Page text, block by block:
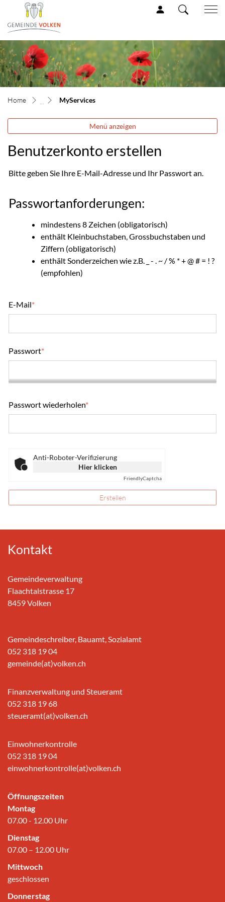
zur Startseite
Direkt zur Hauptnavigation
Direkt zum Inhalt
Direkt zur Suche
Direkt zum Stichwortverzeichnis
MyServices(ausgewählt)
Menü anzeigen
Benutzerkonto erstellen
Bitte geben Sie Ihre E-Mail-Adresse und Ihr Passwort an.
Passwortanforderungen:
mindestens 8 Zeichen (obligatorisch)
enthält Kleinbuchstaben, Grossbuchstaben und
Ziffern (obligatorisch)
enthält Sonderzeichen wie z.B. _ - . ~ / % * + @ # = ! ?
(empfohlen)
E-Mail*
Passwort*
Passwort wiederholen*
Anti-Roboter-Verifizierung
Hier klicken
FriendlyCaptcha
Erstellen
Kontakt
Gemeindeverwaltung
Flaachtalstrasse 17
8459 Volken
Gemeindeschreiber, Bauamt, Sozialamt
052 318 19 04
gemeinde(at)volken.ch
Finanzverwaltung und Steueramt
052 318 19 68
steueramt(at)volken.ch
Einwohnerkontrolle
052 318 19 04
einwohnerkontrolle(at)volken.ch
Öffnungszeiten
Montag
07.00 - 12.00 Uhr
Dienstag
07.00 – 12.00 Uhr
Mittwoch
geschlossen
Donnerstag